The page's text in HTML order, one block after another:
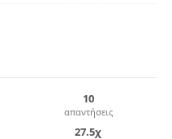
10
απαντήσεις
27.5χ